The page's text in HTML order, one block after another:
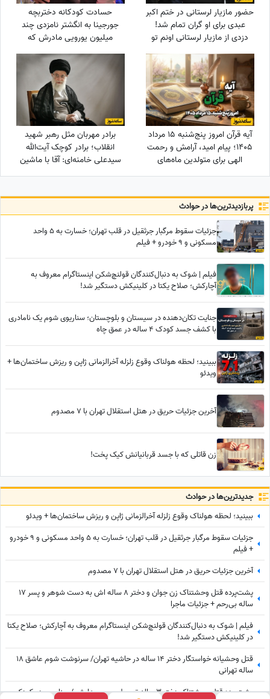
حضور مازیار لرستانی در ختم اکبر
عبدی برای او گران تمام شد!
دزدی از مازیار لرستانی اونم تو
روز روشن!
حسادت کودکانه دختربچه
جورجینا به انگشتر نامزدی چند
میلیون یورویی مادرش که
رونالدو به او هدیه داده بود!
آیه قرآن امروز پنج‌شنبه 15 مرداد
1405؛ پیام امید، آرامش و رحمت
الهی برای متولدین ماه‌های
مختلف
برادر مهربان مثل رهبر شهید
انقلاب؛ برادر کوچک آیت‌الله
سیدعلی خامنه‌ای: آقا با ماشین
فولکس‌شان تا ساعت 12 برای
شام بودند
پربازدید‌ترین‌ها در حوادث
جزئیات سقوط مرگبار جرثقیل در قلب تهران؛ خسارت به 5 واحد
مسکونی و 9 خودرو + فیلم
فیلم | شوک به دنبال‌کنندگان قولنچ‌شکن اینستاگرام معروف به
آچارکش؛ صلاح یکتا در کلینیکش دستگیر شد!
جنایت تکان‌دهنده در سیستان و بلوچستان؛ سناریوی شوم یک نامادری
با کشف جسد کودک 4 ساله در عمق چاه
ببینید؛ لحظه هولناک وقوع زلزله آخرالزمانی ژاپن و ریزش ساختمان‌ها +
ویدئو
آخرین جزئیات حریق در هتل استقلال تهران با 7 مصدوم
زن قاتلی که با جسد قربانیانش کیک پخت!
جدید‌ترین‌ها در حوادث
ببینید؛ لحظه هولناک وقوع زلزله آخرالزمانی ژاپن و ریزش ساختمان‌ها + ویدئو
جزئیات سقوط مرگبار جرثقیل در قلب تهران؛ خسارت به 5 واحد مسکونی و 9 خودرو
+ فیلم
آخرین جزئیات حریق در هتل استقلال تهران با 7 مصدوم
پشت‌پرده قتل وحشتناک زن جوان و دختر 8 ساله اش به دست شوهر و پسر 17
ساله بی‌رحم + جزئیات ماجرا
فیلم | شوک به دنبال‌کنندگان قولنچ‌شکن اینستاگرام معروف به آچارکش؛ صلاح یکتا
در کلینیکش دستگیر شد!
قتل وحشیانه خواستگار دختر 14 ساله در حاشیه تهران/ سرنوشت شوم عاشق 18
ساله تهرانی
پشت‌پرده قتل وحشتناک دختر 3 ساله توسط پسرعموهایش / سناریوی دو کودکِ